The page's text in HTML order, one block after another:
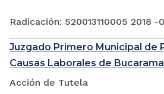
Radicación: 520013110005 2018 -
Juzgado Primero Municipal de
Causas Laborales de
Acción de Tutela